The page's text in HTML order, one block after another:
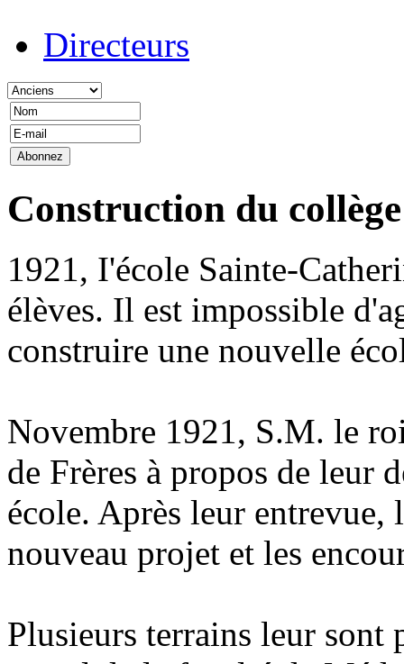
Directeurs
Construction du collège
1921, I'école Sainte-
élèves. Il est impossible
construire une nouvelle
Novembre 1921, S.M. le
de Frères à propos de leur
école. Après leur
nouveau projet et les
Plusieurs terrains leur sont